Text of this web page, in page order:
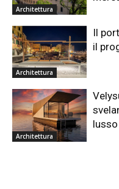
Architettura
Architettura
Il
il
Architettura
lusso